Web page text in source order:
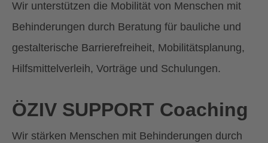
Wir unterstützen die Mobilität von Menschen mit
Behinderungen durch Beratung für bauliche und
gestalterische Barrierefreiheit, Mobilitätsplanung,
Hilfsmittelverleih, Vorträge und Schulungen.
ÖZIV SUPPORT Coaching
Wir stärken Menschen mit Behinderungen durch